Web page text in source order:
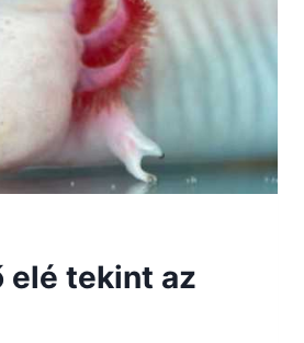
elé tekint az